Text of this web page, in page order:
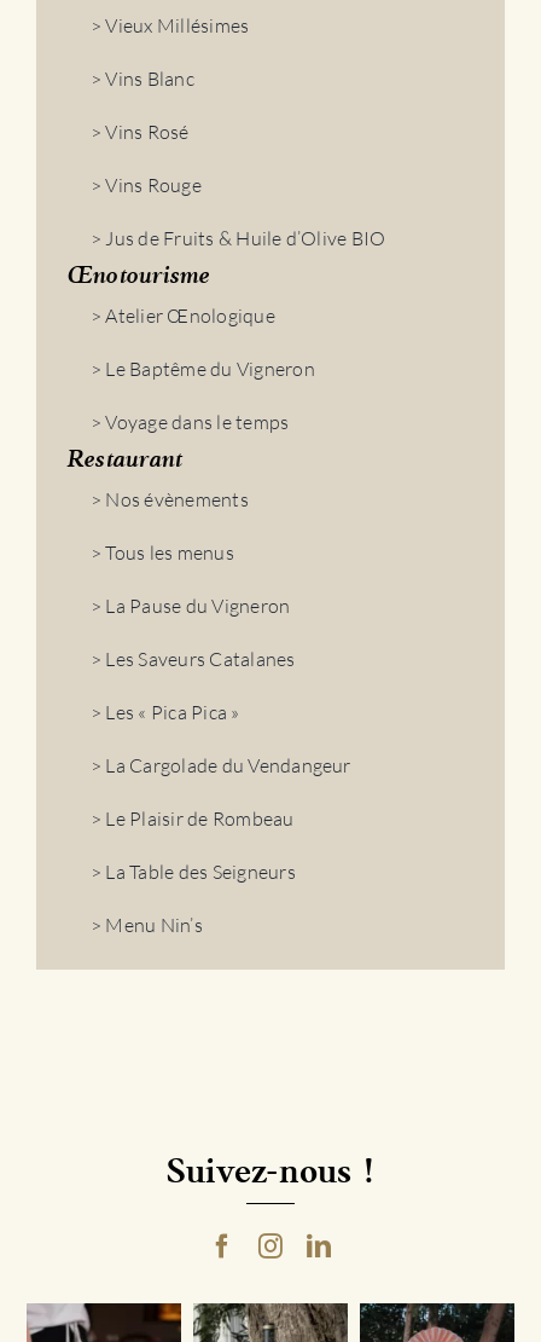
> Vieux Millésimes
> Vins Blanc
> Vins Rosé
> Vins Rouge
> Jus de Fruits & Huile d’Olive BIO
Œnotourisme
> Atelier Œnologique
> Le Baptême du Vigneron
> Voyage dans le temps
Restaurant
> Nos évènements
> Tous les menus
> La Pause du Vigneron
> Les Saveurs Catalanes
> Les « Pica Pica »
> La Cargolade du Vendangeur
> Le Plaisir de Rombeau
> La Table des Seigneurs
> Menu Nin’s
Suivez-nous !